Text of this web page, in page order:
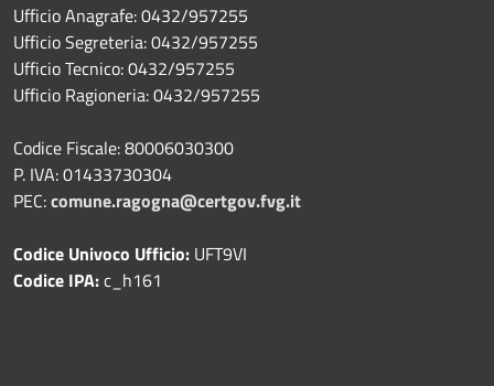
Ufficio Anagrafe: 0432/957255
Ufficio Segreteria: 0432/957255
Ufficio Tecnico: 0432/957255
Ufficio Ragioneria: 0432/957255
Codice Fiscale: 80006030300
P. IVA: 01433730304
PEC:comune.ragogna@certgov.fvg.it
Codice Univoco Ufficio: UFT9VI
Codice IPA:c_h161